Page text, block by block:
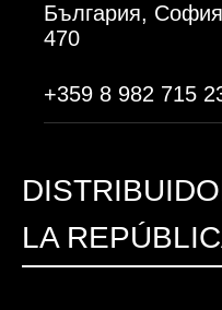
България,
470
+359 8 982 715
LA